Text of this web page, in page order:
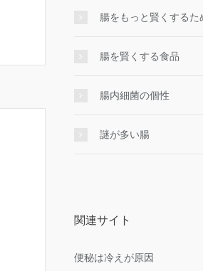
腸をもっと賢くするた
腸を賢くする食品
腸内細菌の個性
謎が多い腸
関連サイト
便秘は冷えが原因